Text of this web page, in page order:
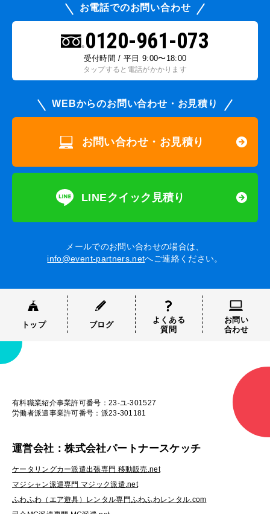
お電話でのお問い合わせ
0120-961-073
受付時間 / 平日 9:00〜18:00
タップすると電話がかかります
WEBからのお問い合わせ・お見積り
お問い合わせ・お見積り
LINEクイック見積り
メールでのお問い合わせの場合は、
info@event-partners.netへご連絡ください。
トップ ブログ
よくある
質問
お問い
合わせ
有料職業紹介事業許可番号：23-ユ-301527
労働者派遣事業許可番号：派23-301181
運営会社：株式会社パートナースケッチ
ケータリングカー派遣出張専門 移動販売.net
マジシャン派遣専門 マジック派遣.net
ふわふわ（エア遊具）レンタル専門ふわふわレンタル.com